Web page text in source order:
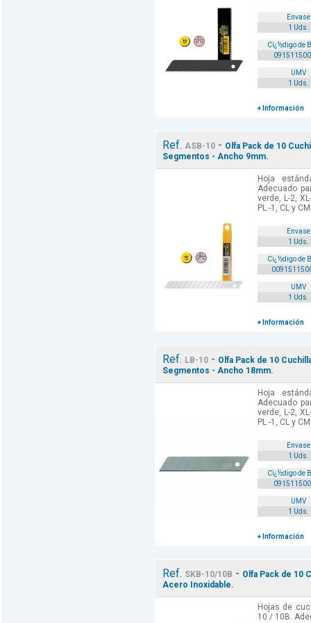
Envase
1 Uds.
Cï¿½digo de
UMV
1 Uds.
+ Información
Ref. ASB-10- Olfa Pack de 10
Segmentos - Ancho 9mm.
Hoja
Adecuado
verde, L-2,
PL -1, CL y
Envase
1 Uds.
Cï¿½digo de
UMV
1 Uds.
+ Información
Ref. LB-10- Olfa Pack de 10
Segmentos - Ancho 18mm.
Hoja
Adecuado
verde, L-2,
PL -1, CL y
Envase
1 Uds.
Cï¿½digo de
UMV
1 Uds.
+ Información
Ref. SKB-10/10B - Olfa Pack de 10
Acero Inoxidable.
Hojas de
10 / 10B.